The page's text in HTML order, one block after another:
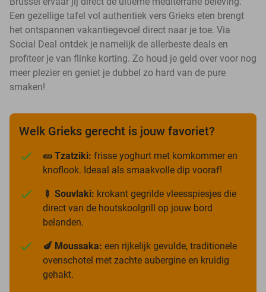
Een gezellige tafel vol authentiek vers Grieks eten brengt
het ontspannen vakantiegevoel direct naar je toe. Via
Social Deal ontdek je namelijk de allerbeste deals en
profiteer je van flinke korting. Zo houd je geld over voor nog
meer plezier en geniet je dubbel zo hard van de pure
smaken!
Welk Grieks gerecht is jouw favoriet?
🥒 Tzatziki: frisse yoghurt met komkommer en
knoflook. Ideaal als smaakvolle dip vooraf!
🍢 Souvlaki: krokant gegrilde vleesspiesjes die
direct van de houtskoolgrill op jouw bord
belanden.
🍆 Moussaka: een rijkelijk gevulde, traditionele
ovenschotel met zachte aubergine en kruidig
gehakt.